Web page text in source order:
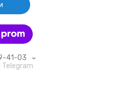
41-03
Telegram